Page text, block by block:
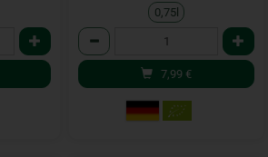
0,75l
Anzahl
7,99 €